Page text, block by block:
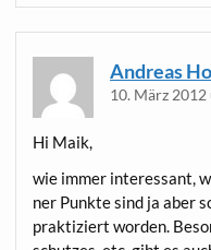
Andreas
10. März
Hi Maik,
wie immer inter­es­sant,
ner Punk­te sind ja aber
prak­ti­ziert wor­den.